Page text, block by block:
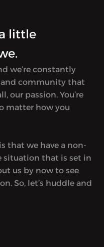
little
we’re constantly
community that
our passion. You’re
matter how you
that we have a non-
situation that is set in
us by now to see
So, let’s huddle and